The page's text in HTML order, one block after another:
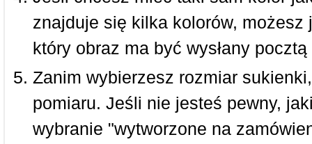
znajduje się kilka kolorów,
który obraz ma być wysłany
Zanim wybierzesz rozmiar
pomiaru. Jeśli nie jesteś pewny,
wybranie "wytworzone na